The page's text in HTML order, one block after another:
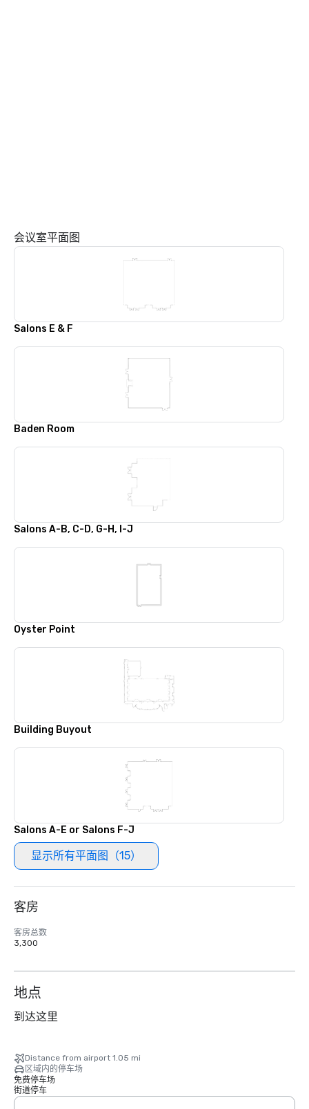
会议室平面图
Salons E & F
Baden Room
Salons A-B, C-D, G-H, I-J
Oyster Point
Building Buyout
Salons A-E or Salons F-J
显示所有平面图（15）
客房
客房总数
3,300
地点
到达这里
Distance from airport 1.05 mi
区域内的停车场
免费停车场
街道停车